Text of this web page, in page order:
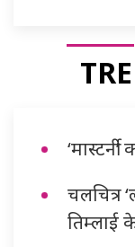
चलचित्र
तिम्लाई